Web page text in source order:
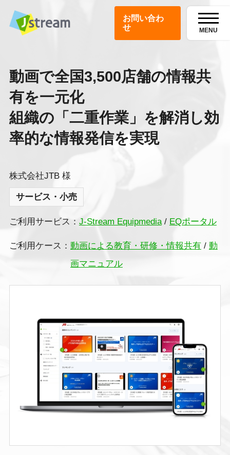
お問い合わ
せ
MENU
動画で全国3,500店舗の情報共
有を一元化
組織の「二重作業」を解消し効
率的な情報発信を実現
株式会社JTB 様
サービス・小売
ご利用サービス： J-Stream Equipmedia/ EQポータル
ご利用ケース： 動画による教育・研修・情報共有/ 動
画マニュアル